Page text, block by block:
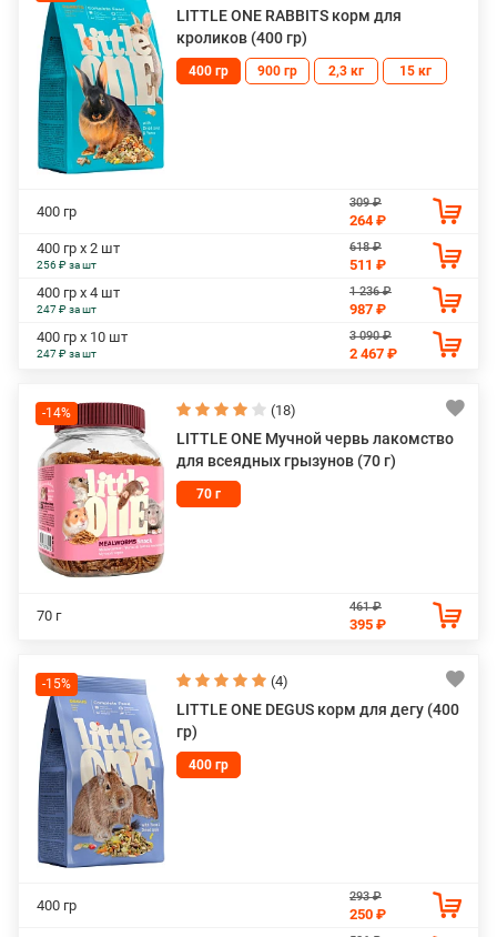
LITTLE ONE RABBITS корм для
кроликов (400 гр)
400 гр 900 гр 2,3 кг 15 кг
400 гр
309 ₽
264 ₽
400 гр х 2 шт
256 ₽ за шт
618 ₽
511 ₽
400 гр х 4 шт
247 ₽ за шт
1 236 ₽
987 ₽
400 гр х 10 шт
247 ₽ за шт
3 090 ₽
2 467 ₽
-14% (18)
LITTLE ONE Мучной червь лакомство
для всеядных грызунов (70 г)
70 г
70 г
461 ₽
395 ₽
-15% (4)
LITTLE ONE DEGUS корм для дегу (400
гр)
400 гр
400 гр
293 ₽
250 ₽